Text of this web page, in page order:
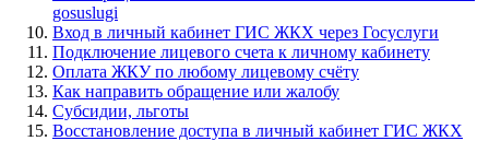
gosuslugi
Вход в личный кабинет ГИС ЖКХ через Госуслуги
Подключение лицевого счета к личному кабинету
Оплата ЖКУ по любому лицевому счёту
Как направить обращение или жалобу
Субсидии, льготы
Восстановление доступа в личный кабинет ГИС ЖКХ